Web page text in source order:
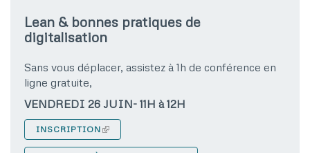
Lean & bonnes pratiques de
digitalisation
Sans vous déplacer, assistez à 1h de conférence en
ligne gratuite,
VENDREDI 26 JUIN- 11H à 12H
INSCRIPTION